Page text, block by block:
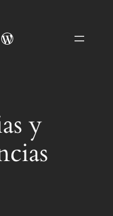
electrónico
WordPress
y